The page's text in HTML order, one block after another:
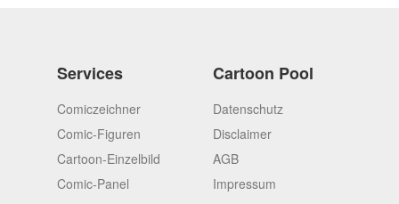
Services
Comiczeichner
Comic-Figuren
Cartoon-Einzelbild
Comic-Panel
Cartoon Pool
Datenschutz
Disclaimer
AGB
Impressum